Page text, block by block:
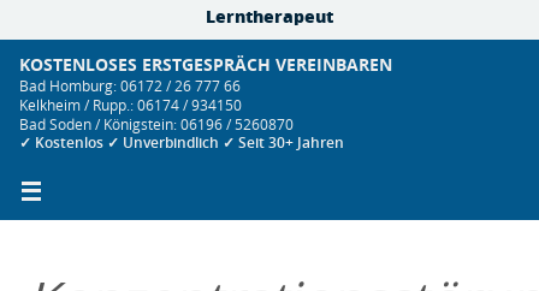
KOSTENLOSES ERSTGESPRÄCH VEREINBAREN
Bad Homburg: 06172 / 26 777 66
Kelkheim / Rupp.: 06174 / 934150
Bad Soden / Königstein: 06196 / 5260870
✓ Kostenlos ✓ Unverbindlich ✓ Seit 30+ Jahren
Lerntherapeut